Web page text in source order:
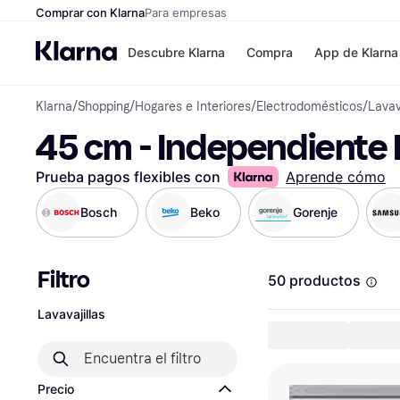
Comprar con KlarnaPara empresas
Descubre Klarna
Formas de pago
Formas de pago
Paga ahora
Paga en 3 plazos
Paga en 30 días
Financiación
Klarna en Apple
Compra
Tiendas
MediaMarkt
Shein
Zalando Prive
Zara
JD Sports
Directorio de
App de Klarna
Klarna/Shopping/Hogares e Interiores/Electrodomésticos/
45 cm - Independiente
Prueba pagos flexibles con Aprende cómo
Bosch Beko Gorenje
Filtro
Lavavajillas
Precio
50 productos